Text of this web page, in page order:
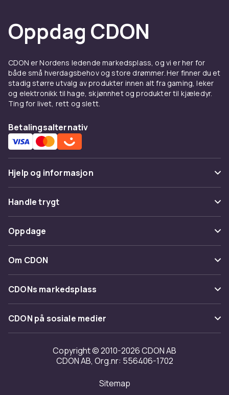
Oppdag CDON
CDON er Nordens ledende markedsplass, og vi er her for
både små hverdagsbehov og store drømmer. Her finner du et
stadig større utvalg av produkter innen alt fra gaming, leker
og elektronikk til hage, skjønnhet og produkter til kjæledyr.
Ting for livet, rett og slett.
Betalingsalternativ
Hjelp og informasjon
Vanlige spørsmål
Spor pakke
Angre & returner her
Kontakt oss
Handle trygt
Betaling
Levering
Tilbakekallinger
Oppdage
Kategorier
Varemerker
Om CDON
Om oss
Kundeanmeldelser
Jobbe på CDON
Investor relations
Tilgjengelighet
CDONs markedsplass
Merchant Help Center
CDON på sosiale medier
Copyright © 2010-2026 CDON AB
CDON AB, Org.nr: 556406-1702
Sitemap